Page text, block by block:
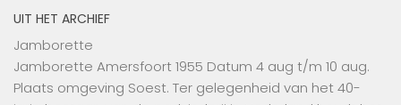
UIT HET ARCHIEF
Jamborette
Jamborette Amersfoort 1955 Datum 4 aug t/m 10 aug.
Plaats omgeving Soest. Ter gelegenheid van het 40-